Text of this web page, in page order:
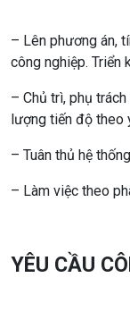
– Lên phương án,
công nghiệp. Triển
– Chủ trì, phụ
lượng tiến độ theo
– Tuân thủ hệ
– Làm việc theo
YÊU CẦU